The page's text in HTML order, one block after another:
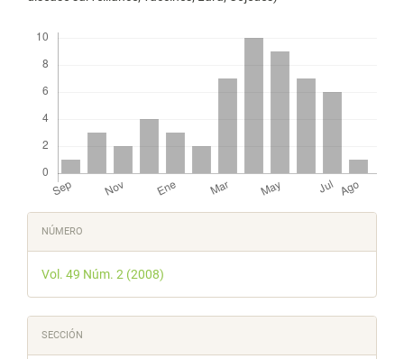
Detalles
del
artículo
NÚMERO
Vol. 49 Núm. 2 (2008)
SECCIÓN